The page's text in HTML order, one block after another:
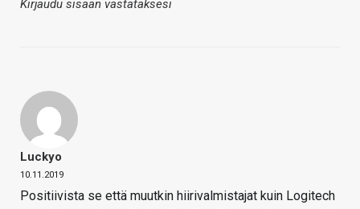
Kirjaudu sisään vastataksesi
Luckyo
10.11.2019
Positiivista se että muutkin hiirivalmistajat kuin Logitech